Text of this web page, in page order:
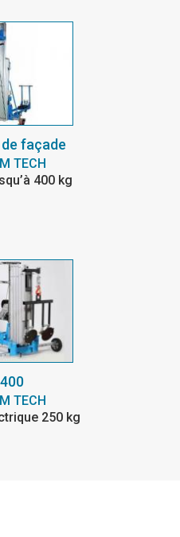
façade
TECH
400 kg
TECH
250 kg